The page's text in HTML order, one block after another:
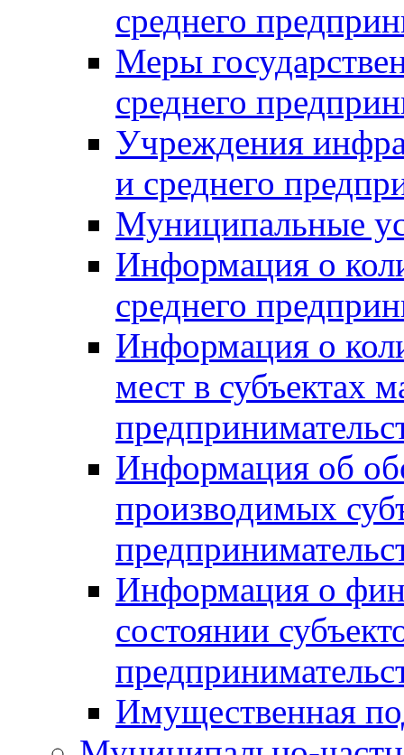
среднего
Меры
среднего
Учреждения
и среднего
Муниципальные
Информация о
среднего
Информация о
мест в субъектах
Информация об
производимых
Информация о
состоянии
Имущественная